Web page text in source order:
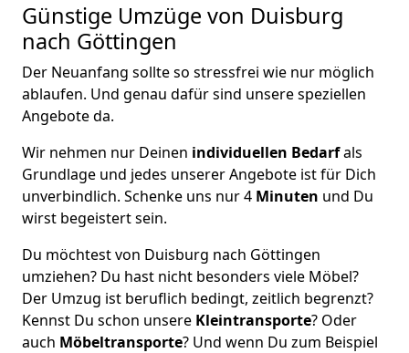
Günstige Umzüge von Duisburg
nach Göttingen
Der Neuanfang sollte so stressfrei wie nur möglich
ablaufen. Und genau dafür sind unsere speziellen
Angebote da.
Wir nehmen nur Deinen individuellen Bedarfals
Grundlage und jedes unserer Angebote ist für Dich
unverbindlich. Schenke uns nur 4 Minuten und Du
wirst begeistert sein.
Du möchtest von Duisburg nach Göttingen
umziehen? Du hast nicht besonders viele Möbel?
Der Umzug ist beruflich bedingt, zeitlich begrenzt?
Kennst Du schon unsere Kleintransporte? Oder
auch Möbeltransporte? Und wenn Du zum Beispiel